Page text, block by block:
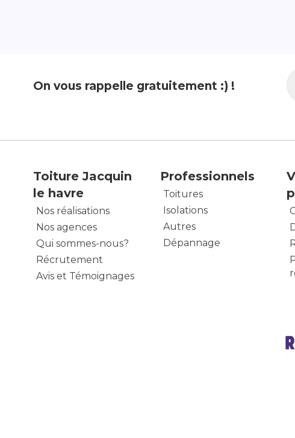
On vous rappelle gratuitement :) !
Toiture Jacquin
le havre
Nos réalisations
Nos agences
Qui sommes-nous?
Récrutement
Avis et Témoignages
Professionnels
Toitures
Isolations
Autres
Dépannage